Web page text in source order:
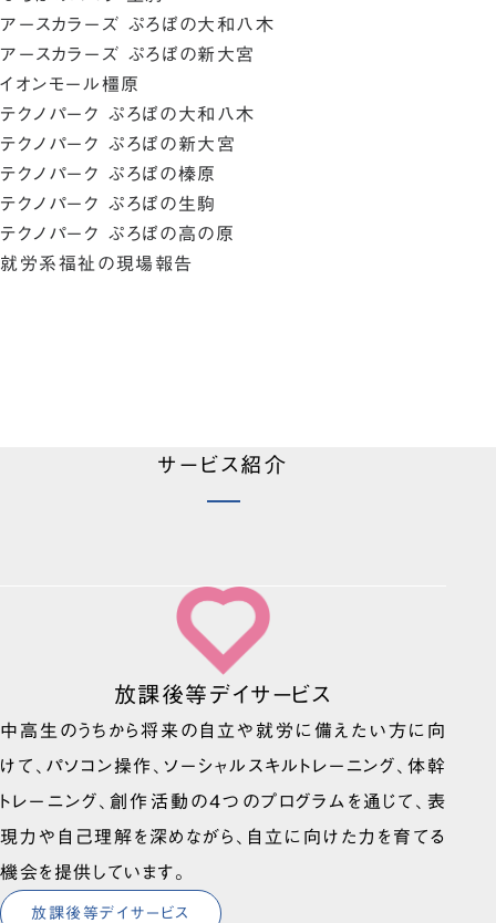
アースカラーズ ぷろぼの大和八木
アースカラーズ ぷろぼの新大宮
イオンモール橿原
テクノパーク ぷろぼの大和八木
テクノパーク ぷろぼの新大宮
テクノパーク ぷろぼの榛原
テクノパーク ぷろぼの生駒
テクノパーク ぷろぼの高の原
就労系福祉の現場報告
サービス紹介
放課後等デイサービス
中高生のうちから将来の自立や就労に備えたい方に向
けて、パソコン操作、ソーシャルスキルトレーニング、体幹
トレーニング、創作活動の4つのプログラムを通じて、表
現力や自己理解を深めながら、自立に向けた力を育てる
機会を提供しています。
放課後等デイサービス